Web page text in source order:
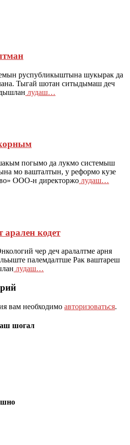
руспубликыштына шукырак да
Тыгай шотан ситыдымаш деч
лудаш…
погымо да лукмо системыш
мо вашталтын, у реформо кузе
ООО-н директоржо лудаш…
арален кодет
чер деч аралалтме арня
палемдалтше Рак ваштареш
лудаш…
вам необходимо авторизоваться.
шогал